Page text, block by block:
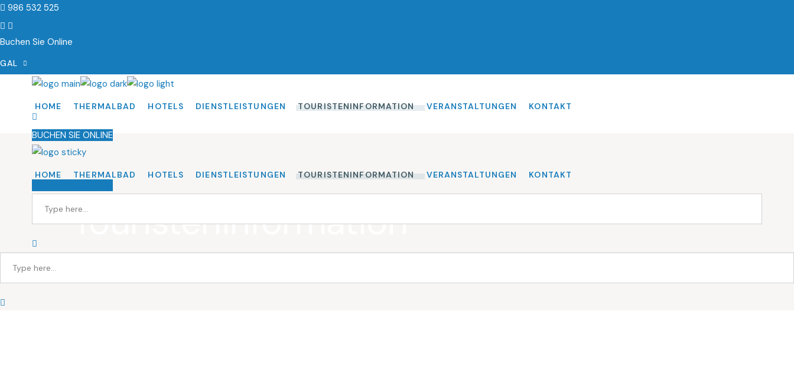
986 532 525
Buchen Sie Online
GAL
HOME THERMALBAD HOTELS DIENSTLEISTUNGEN TOURISTENINFORMATION VERANSTALTUNGEN KONTAKT
BUCHEN SIE ONLINE
HOME THERMALBAD HOTELS DIENSTLEISTUNGEN TOURISTENINFORMATION VERANSTALTUNGEN KONTAKT
Touristeninformation